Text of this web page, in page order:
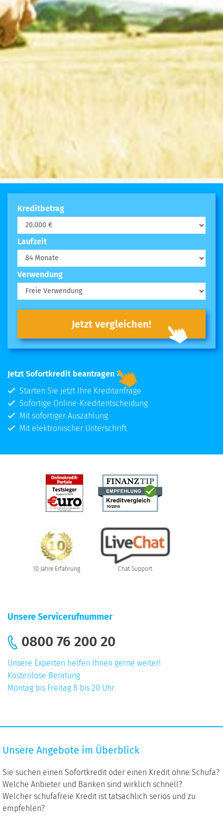
Kreditbetrag
Laufzeit
Verwendung
Jetzt vergleichen!
Jetzt Sofortkredit beantragen
Starten Sie jetzt Ihre Kreditanfrage
Sofortige Online-Kreditentscheidung
Mit sofortiger Auszahlung
Mit elektronischer Unterschrift
10 Jahre Erfahrung Chat Support
Unsere Servicerufnummer
0800 76 200 20
Unsere Experten helfen Ihnen gerne weiter!
Kostenlose Beratung
Montag bis Freitag 8 bis 20 Uhr
Angebote
Überblick
Unsere Angebote im Überblick
Sie suchen einen Sofortkredit oder einen Kredit ohne Schufa?
Welche Anbieter und Banken sind wirklich schnell?
Welcher schufafreie Kredit ist tatsächlich seriös und zu
empfehlen?